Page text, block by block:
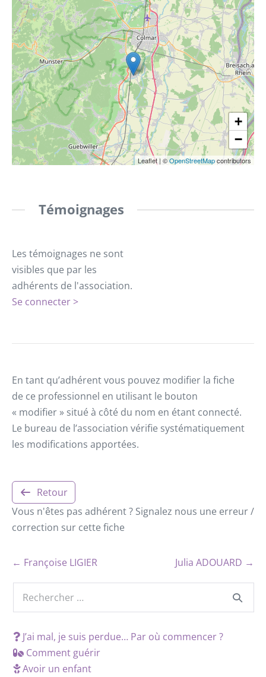
+
−
Leaflet | ©OpenStreetMapcontributors
Témoignages
Les témoignages ne sont
visibles que par les
adhérents de l'association.
Se connecter >
En tant qu’adhérent vous pouvez modifier la fiche
de ce professionnel en utilisant le bouton
« modifier » situé à côté du nom en étant connecté.
Le bureau de l’association vérifie systématiquement
les modifications apportées.
Retour
Vous n'êtes pas adhérent ? Signalez nous une erreur /
correction sur cette fiche
← Françoise LIGIER Julia ADOUARD →
J’ai mal, je suis perdue… Par où commencer ?
Comment guérir
Avoir un enfant